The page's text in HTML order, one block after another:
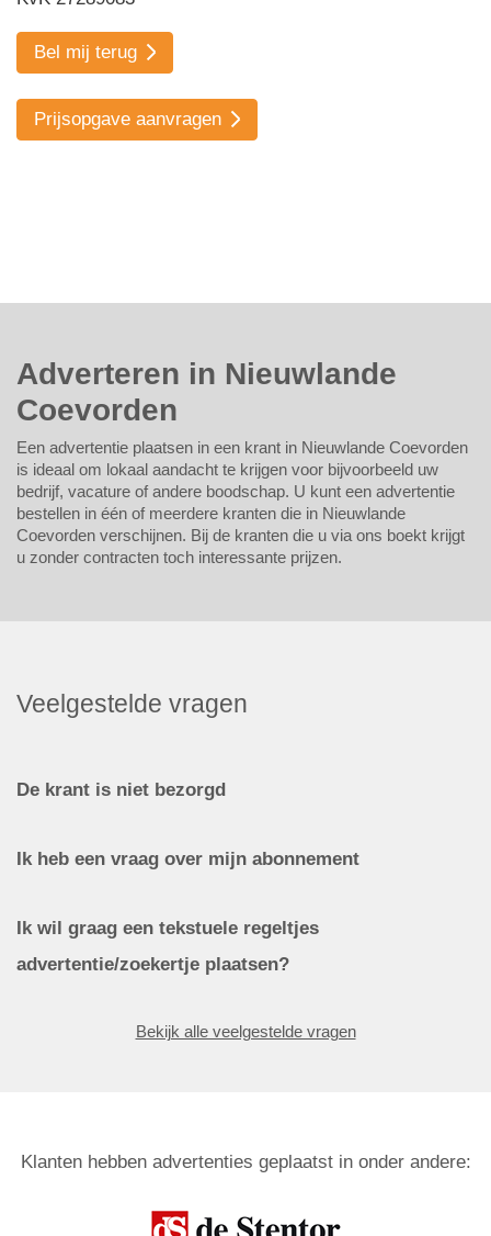
Bel mij terug
Prijsopgave aanvragen
Adverteren in Nieuwlande
Coevorden
Een advertentie plaatsen in een krant in Nieuwlande Coevorden
is ideaal om lokaal aandacht te krijgen voor bijvoorbeeld uw
bedrijf, vacature of andere boodschap. U kunt een advertentie
bestellen in één of meerdere kranten die in Nieuwlande
Coevorden verschijnen. Bij de kranten die u via ons boekt krijgt
u zonder contracten toch interessante prijzen.
Veelgestelde vragen
De krant is niet bezorgd
Ik heb een vraag over mijn abonnement
Ik wil graag een tekstuele regeltjes
advertentie/zoekertje plaatsen?
Bekijk alle veelgestelde vragen
Klanten hebben advertenties geplaatst in onder andere: